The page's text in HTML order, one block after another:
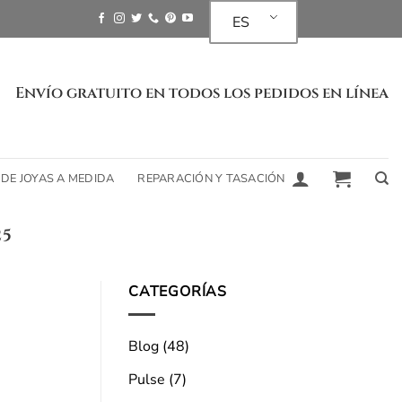
ES
Envío gratuito en todos los pedidos en línea
JOYAS A MEDIDA REPARACIÓN Y TASACIÓN
CATEGORÍAS
Blog (48)
Pulse (7)